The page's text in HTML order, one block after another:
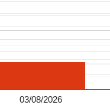
03/08/2026